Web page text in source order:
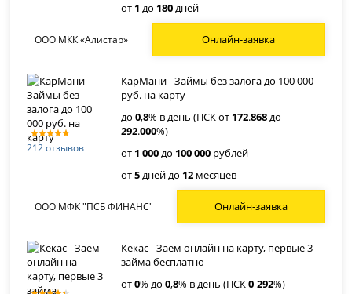
от 1 до 180дней
ООО МКК «Алистар» Онлайн-заявка
212 отзывов
КарМани - Займы без залога до 100 000
руб. на карту
до0,8% в день (ПСК от 172.868до
292.000%)
от 1 000до 100 000 рублей
от5дней до 12 месяцев
ООО МФК "ПСБ ФИНАНС" Онлайн-заявка
Кекас - Заём онлайн на карту, первые 3
займа бесплатно
от0% до0,8% в день (ПСК0-292%)